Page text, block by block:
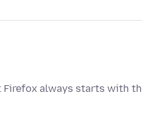
Firefox always starts with